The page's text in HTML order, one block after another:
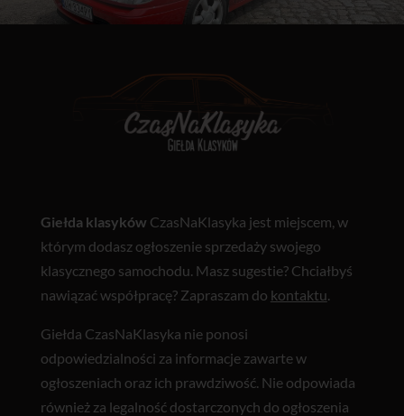
Giełda klasyków CzasNaKlasyka jest miejscem, w
którym dodasz ogłoszenie sprzedaży swojego
klasycznego samochodu. Masz sugestie? Chciałbyś
nawiązać współpracę? Zapraszam do kontaktu
Giełda CzasNaKlasyka nie ponosi
odpowiedzialności za informacje zawarte w
ogłoszeniach oraz ich prawdziwość. Nie odpowiada
również za legalność dostarczonych do ogłoszenia